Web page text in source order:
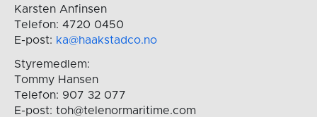
Karsten Anfinsen
Telefon: 4720 0450
E-post: ka@haakstadco.no
Styremedlem:
Tommy Hansen
Telefon: 907 32 077
E-post: toh@telenormaritime.com